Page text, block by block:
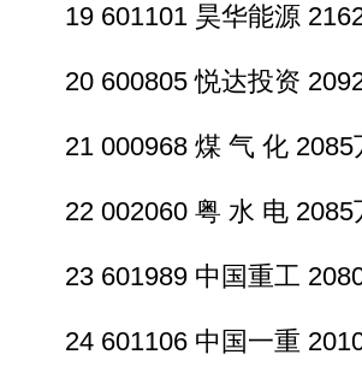
19 601101 昊华能源 2162
20 600805 悦达投资 2092
21 000968 煤 气 化 2085
22 002060 粤 水 电 2085
23 601989 中国重工 2080
24 601106 中国一重 2010